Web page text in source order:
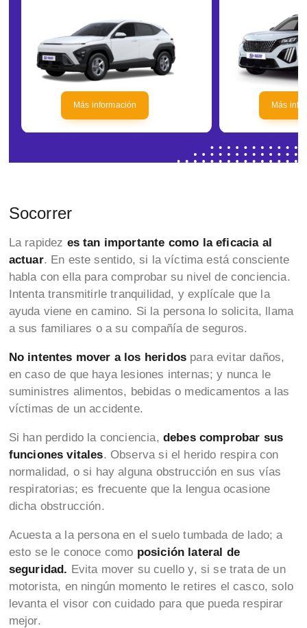
Más información Más
Socorrer
La rapidez es tan importante como la eficacia al
actuar. En este sentido, si la víctima está consciente
habla con ella para comprobar su nivel de conciencia.
Intenta transmitirle tranquilidad, y explícale que la
ayuda viene en camino. Si la persona lo solicita, llama
a sus familiares o a su compañía de seguros.
No intentes mover a los heridos para evitar daños,
en caso de que haya lesiones internas; y nunca le
suministres alimentos, bebidas o medicamentos a las
víctimas de un accidente.
Si han perdido la conciencia, debes comprobar sus
funciones vitales. Observa si el herido respira con
normalidad, o si hay alguna obstrucción en sus vías
respiratorias; es frecuente que la lengua ocasione
dicha obstrucción.
Acuesta a la persona en el suelo tumbada de lado; a
esto se le conoce como posición lateral de
seguridad. Evita mover su cuello y, si se trata de un
motorista, en ningún momento le retires el casco, solo
levanta el visor con cuidado para que pueda respirar
mejor.